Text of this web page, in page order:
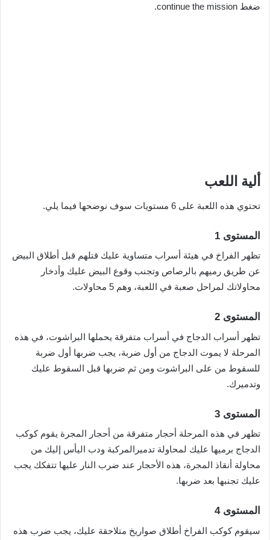
ضغط continue the mission.
ألية اللعب
تحتوي هذه اللعبة على 6 مستويات سوف نوضحها فيما يلي.
المستوى 1
تظهر الفراخ في هيئة أسراب متساوية عليك قتلهم قبل أطلاق البيض
عن طريق رميهم بالرصاص وتجنب وقوع البيض عليك وأدخار
محاولاتك لمراحل صعبة في اللعبة، وهم 5 محاولات.
المستوى 2
تظهر أسراب الدجاج في أسراب متفرقة يحملها البراشوت، في هذه
المرحلة لا يموت الدجاج من أول ضربة، يجب ضربها أول ضربة
للسقوط من على البراشوت ومن ثم ضربها قبل السقوط عليك
وتدميرك.
المستوى 3
تظهر في هذه المرحلة أحجار متفرقة من أحجار المجرة يقوم كوكب
الدجاج برميها عليك لمحاولة تدميرالمركبة ودب اليأس إليك من
محاولة أنقاذ المجرة، هذه الأحجار عند ضرب النار عليها تتفكك يجب
عليك تجنبها بعد ضربها.
المستوى 4
سيقوم كوكب الفراخ أطلاق صواريخ متلاحقة عليك، يجب ضرب هذه